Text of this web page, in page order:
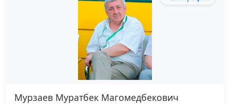
Мурзаев Муратбек Магомедбекович